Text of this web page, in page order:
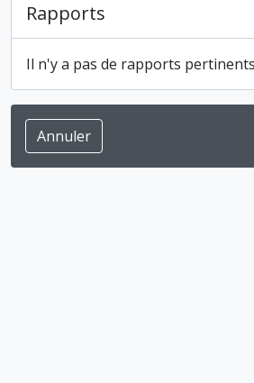
Rapports
Il n'y a pas de rapports
Annuler